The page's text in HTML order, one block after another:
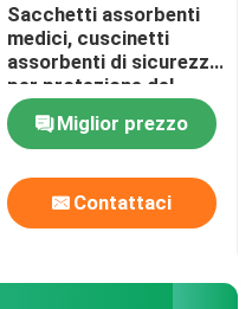
Sacchetti assorbenti
medici, cuscinetti
assorbenti di sicurezza
per protezione del
trasporto
Miglior prezzo
Contattaci